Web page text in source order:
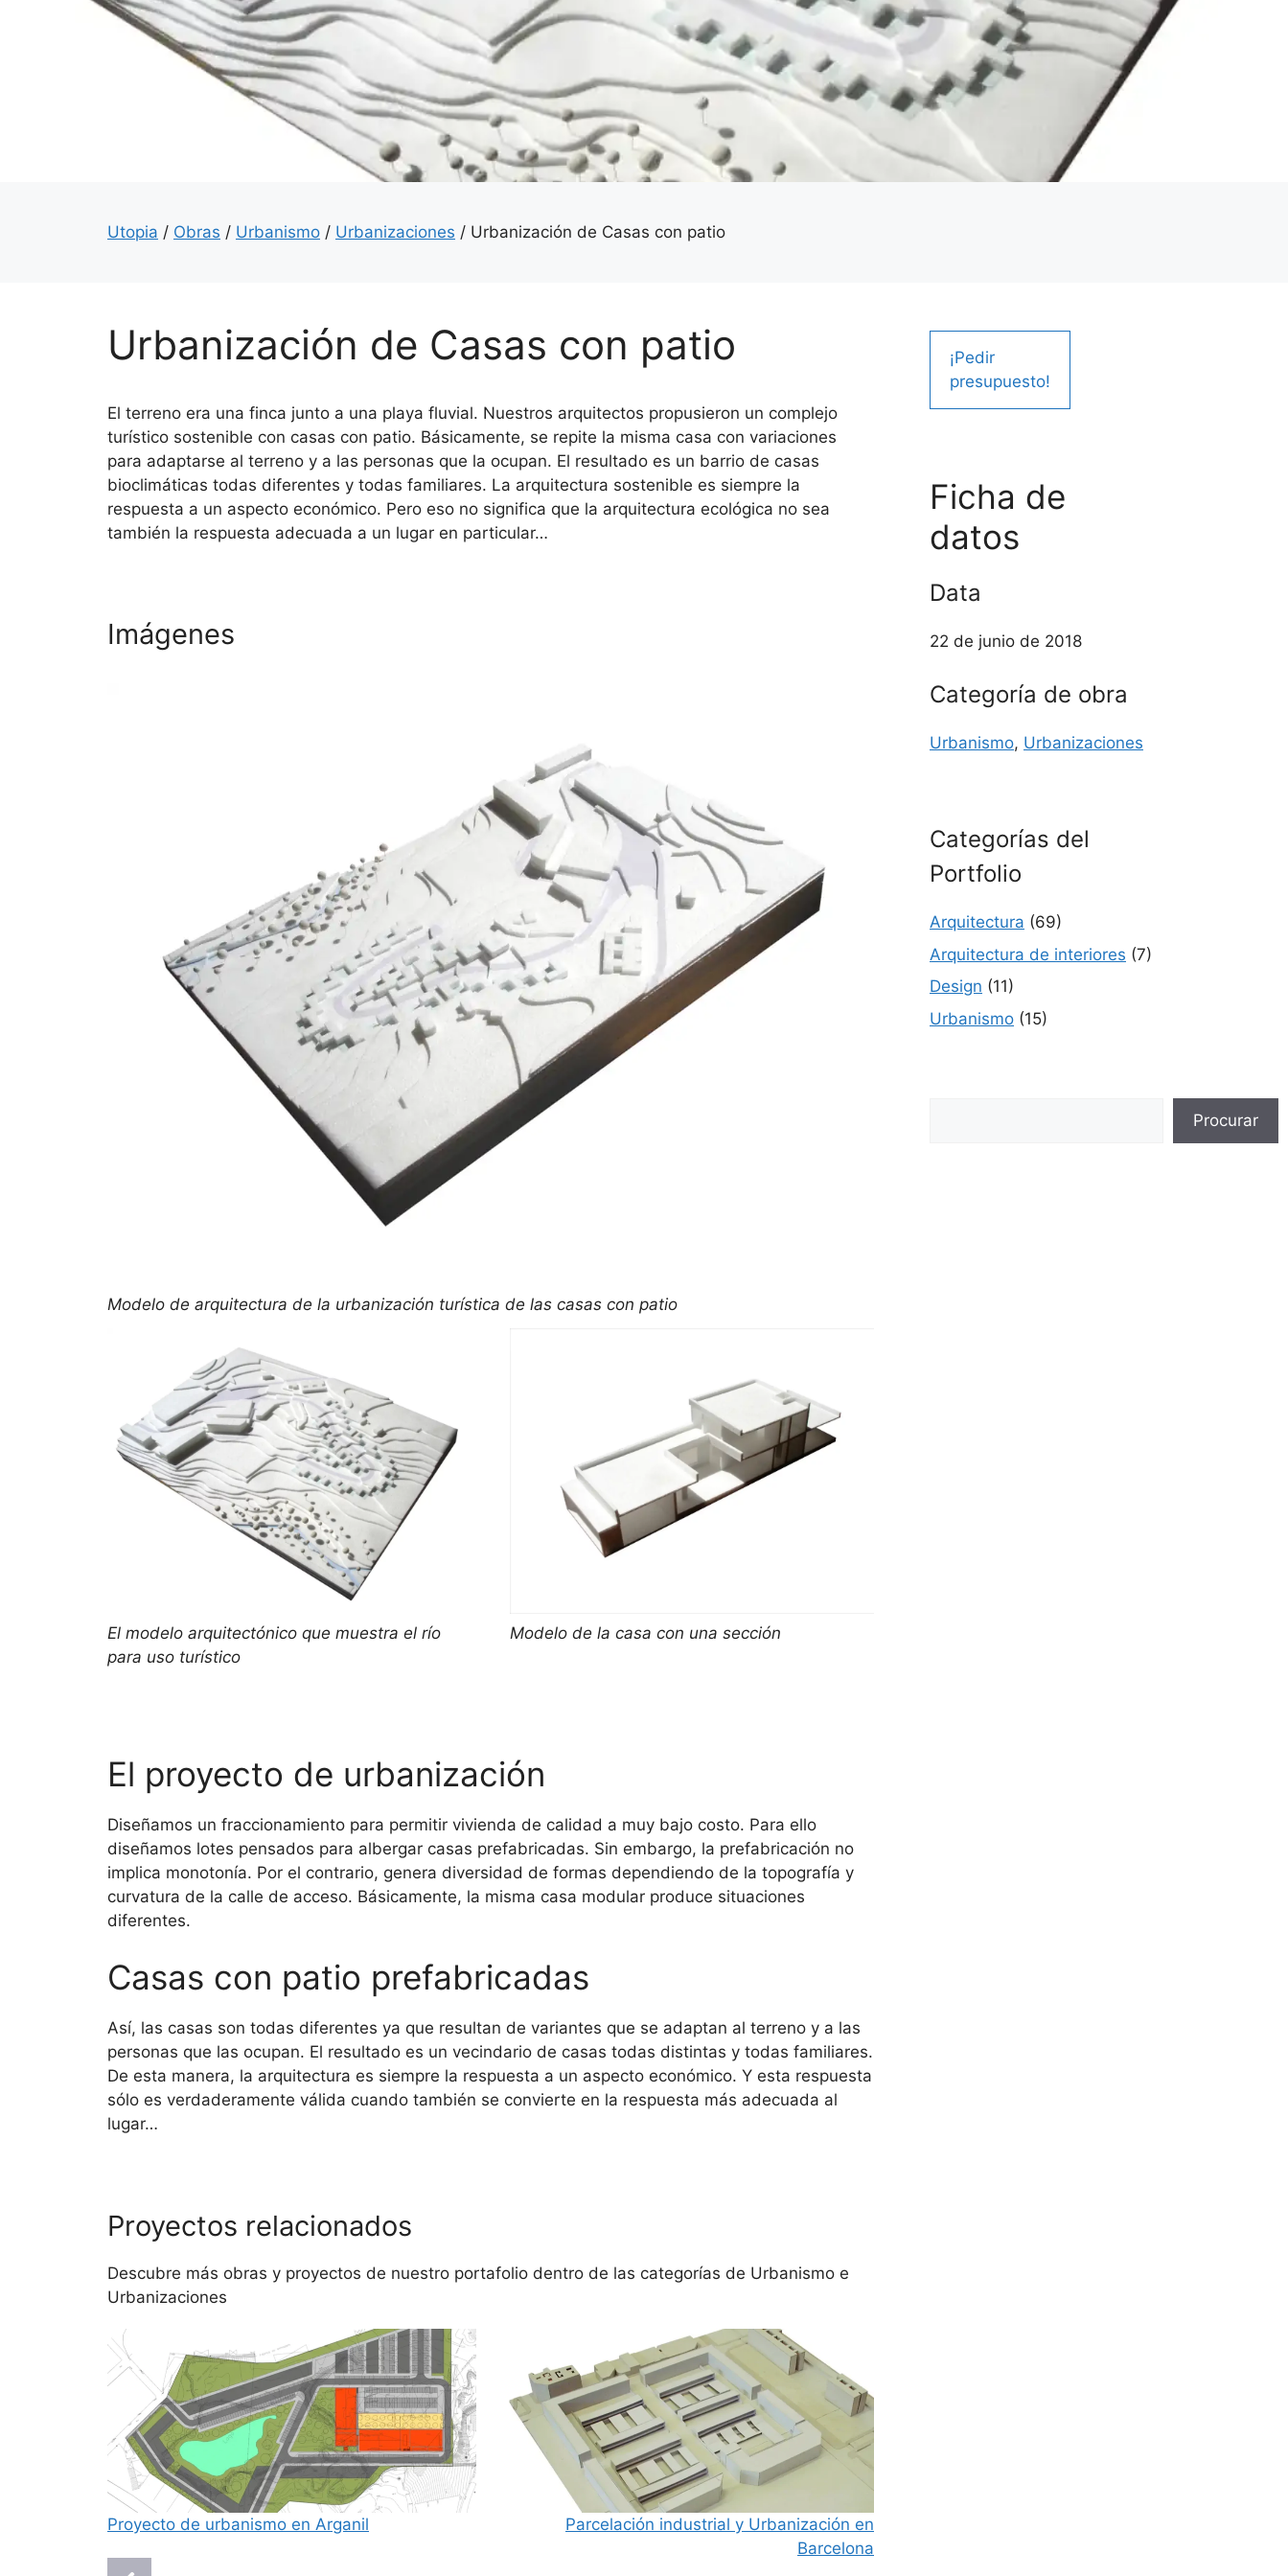
Utopia / Obras / Urbanismo / Urbanizaciones / Urbanización de Casas con patio
Urbanización de Casas con patio
El terreno era una finca junto a una playa fluvial. Nuestros arquitectos propusieron un complejo
turístico sostenible con casas con patio. Básicamente, se repite la misma casa con variaciones
para adaptarse al terreno y a las personas que la ocupan. El resultado es un barrio de casas
bioclimáticas todas diferentes y todas familiares. La arquitectura sostenible es siempre la
respuesta a un aspecto económico. Pero eso no significa que la arquitectura ecológica no sea
también la respuesta adecuada a un lugar en particular…
Imágenes
Modelo de arquitectura de la urbanización turística de las casas con patio
El modelo arquitectónico que muestra el río
para uso turístico
Modelo de la casa con una sección
El proyecto de urbanización
Diseñamos un fraccionamiento para permitir vivienda de calidad a muy bajo costo. Para ello
diseñamos lotes pensados para albergar casas prefabricadas. Sin embargo, la prefabricación no
implica monotonía. Por el contrario, genera diversidad de formas dependiendo de la topografía y
curvatura de la calle de acceso. Básicamente, la misma casa modular produce situaciones
diferentes.
Casas con patio prefabricadas
Así, las casas son todas diferentes ya que resultan de variantes que se adaptan al terreno y a las
personas que las ocupan. El resultado es un vecindario de casas todas distintas y todas familiares.
De esta manera, la arquitectura es siempre la respuesta a un aspecto económico. Y esta respuesta
sólo es verdaderamente válida cuando también se convierte en la respuesta más adecuada al
lugar…
Proyectos relacionados
Descubre más obras y proyectos de nuestro portafolio dentro de las categorías de Urbanismo e
Urbanizaciones
Proyecto de urbanismo en Arganil
Parcelación industrial y Urbanización en
Barcelona
¡Pedir
presupuesto!
Ficha de
datos
Data
22 de junio de 2018
Categoría de obra
Urbanismo, Urbanizaciones
Categorías del
Portfolio
Arquitectura (69)
Arquitectura de interiores (7)
Design (11)
Urbanismo (15)
Procurar